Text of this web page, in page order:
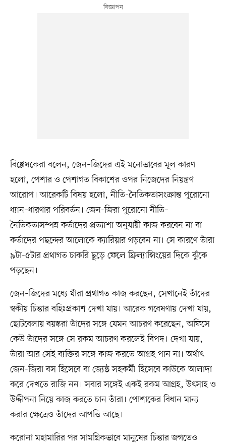
বিশ্লেষকেরা বলেন, জেন–জিদের এই মনোভাবের মূল কারণ
হলো, পেশার ও পেশাগত বিকাশের ওপর নিজেদের নিয়ন্ত্রণ
আরোপ। আরেকটি বিষয় হলো, নীতি-নৈতিকতাসংক্রান্ত পুরোনো
ধ্যান–ধারণার পরিবর্তন। জেন-জিরা পুরোনো নীতি–
নৈতিকতাসম্পন্ন কর্তাদের প্রত্যাশা অনুযায়ী কাজ করবেন না বা
কর্তাদের পছন্দের আলোকে ক্যারিয়ার গড়বেন না। সে কারণে তাঁরা
৯টা-৫টার প্রথাগত চাকরি ছুড়ে ফেলে ফ্রিল্যান্সিংয়ের দিকে ঝুঁকে
পড়ছেন।
জেন–জিদের মধ্যে যাঁরা প্রথাগত কাজ করছেন, সেখানেই তাঁদের
স্বকীয় চিন্তার বহিঃপ্রকাশ দেখা যায়। আরেক গবেষণায় দেখা যায়,
ছোটবেলায় বয়স্করা তাঁদের সঙ্গে যেমন আচরণ করেছেন, অফিসে
কেউ তাঁদের সঙ্গে সে রকম আচরণ করলেই বিপদ। দেখা যায়,
তাঁরা আর সেই ব্যক্তির সঙ্গে কাজ করতে আগ্রহ পান না। অর্থাৎ
জেন-জিরা বস হিসেবে বা জ্যেষ্ঠ সহকর্মী হিসেবে কাউকে আলাদা
করে দেখতে রাজি নন। সবার সঙ্গেই একই রকম আগ্রহ, উৎসাহ ও
উদ্দীপনা নিয়ে কাজ করতে চান তাঁরা। পোশাকের বিধান মান্য
করার ক্ষেত্রেও তাঁদের আপত্তি আছে।
করোনা মহামারির পর সামগ্রিকভাবে মানুষের চিন্তার জগতেও